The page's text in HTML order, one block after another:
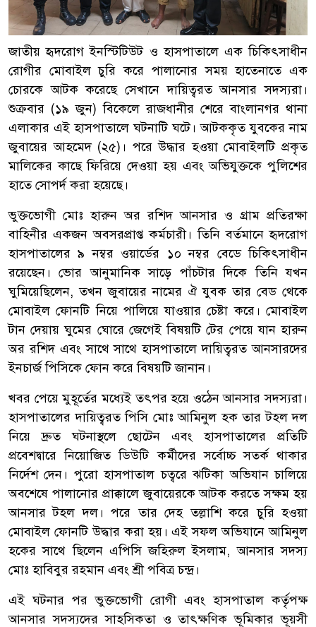
জাতীয় হৃদরোগ ইনস্টিটিউট ও হাসপাতালে এক চিকিৎসাধীন
রোগীর মোবাইল চুরি করে পালানোর সময় হাতেনাতে এক
চোরকে আটক করেছে সেখানে দায়িত্বরত আনসার সদস্যরা।
শুক্রবার (১৯ জুন) বিকেলে রাজধানীর শেরে বাংলানগর থানা
এলাকার এই হাসপাতালে ঘটনাটি ঘটে। আটককৃত যুবকের নাম
জুবায়ের আহমেদ (২৫)। পরে উদ্ধার হওয়া মোবাইলটি প্রকৃত
মালিকের কাছে ফিরিয়ে দেওয়া হয় এবং অভিযুক্তকে পুলিশের
হাতে সোপর্দ করা হয়েছে।
ভুক্তভোগী মোঃ হারুন অর রশিদ আনসার ও গ্রাম প্রতিরক্ষা
বাহিনীর একজন অবসরপ্রাপ্ত কর্মচারী। তিনি বর্তমানে হৃদরোগ
হাসপাতালের ৯ নম্বর ওয়ার্ডের ১০ নম্বর বেডে চিকিৎসাধীন
রয়েছেন। ভোর আনুমানিক সাড়ে পাঁচটার দিকে তিনি যখন
ঘুমিয়েছিলেন, তখন জুবায়ের নামের ঐ যুবক তার বেড থেকে
মোবাইল ফোনটি নিয়ে পালিয়ে যাওয়ার চেষ্টা করে। মোবাইল
টান দেয়ায় ঘুমের ঘোরে জেগেই বিষয়টি টের পেয়ে যান হারুন
অর রশিদ এবং সাথে সাথে হাসপাতালে দায়িত্বরত আনসারদের
ইনচার্জ পিসিকে ফোন করে বিষয়টি জানান।
খবর পেয়ে মুহূর্তের মধ্যেই তৎপর হয়ে ওঠেন আনসার সদস্যরা।
হাসপাতালের দায়িত্বরত পিসি মোঃ আমিনুল হক তার টহল দল
নিয়ে দ্রুত ঘটনাস্থলে ছোটেন এবং হাসপাতালের প্রতিটি
প্রবেশদ্বারে নিয়োজিত ডিউটি কর্মীদের সর্বোচ্চ সতর্ক থাকার
নির্দেশ দেন। পুরো হাসপাতাল চত্বরে ঝটিকা অভিযান চালিয়ে
অবশেষে পালানোর প্রাক্কালে জুবায়েরকে আটক করতে সক্ষম হয়
আনসার টহল দল। পরে তার দেহ তল্লাশি করে চুরি হওয়া
মোবাইল ফোনটি উদ্ধার করা হয়। এই সফল অভিযানে আমিনুল
হকের সাথে ছিলেন এপিসি জহিরুল ইসলাম, আনসার সদস্য
মোঃ হাবিবুর রহমান এবং শ্রী পবিত্র চন্দ্র।
এই ঘটনার পর ভুক্তভোগী রোগী এবং হাসপাতাল কর্তৃপক্ষ
আনসার সদস্যদের সাহসিকতা ও তাৎক্ষণিক ভূমিকার ভূয়সী